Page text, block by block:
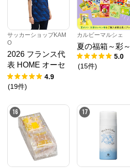
サッカーショップKAM
O
2026 フランス代
表 HOME オーセ
ンティックユニフ
ォーム
4.9
(19件)
カルビーマルシェ
夏の福箱～彩～
5.0
(15件)
16 17